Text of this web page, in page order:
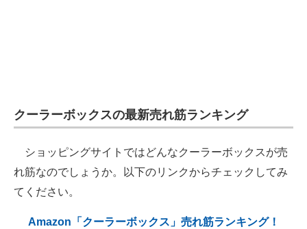
クーラーボックスの最新売れ筋ランキング
ショッピングサイトではどんなクーラーボックスが売
れ筋なのでしょうか。以下のリンクからチェックしてみ
てください。
Amazon「クーラーボックス」売れ筋ランキング！